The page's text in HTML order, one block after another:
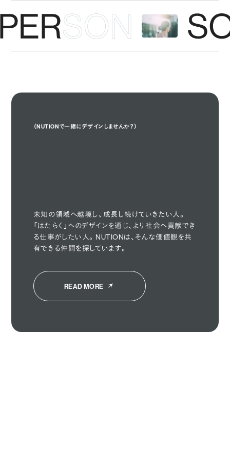
（NUTIONで一緒にデザインしませんか？）
With Us🤝
未知の領域へ越境し、成長し続けていきたい人。
「はたらく」へのデザインを通じ、より社会へ貢献でき
る仕事がしたい人。NUTIONは、そんな価値観を共
有できる仲間を探しています。
READ MORE